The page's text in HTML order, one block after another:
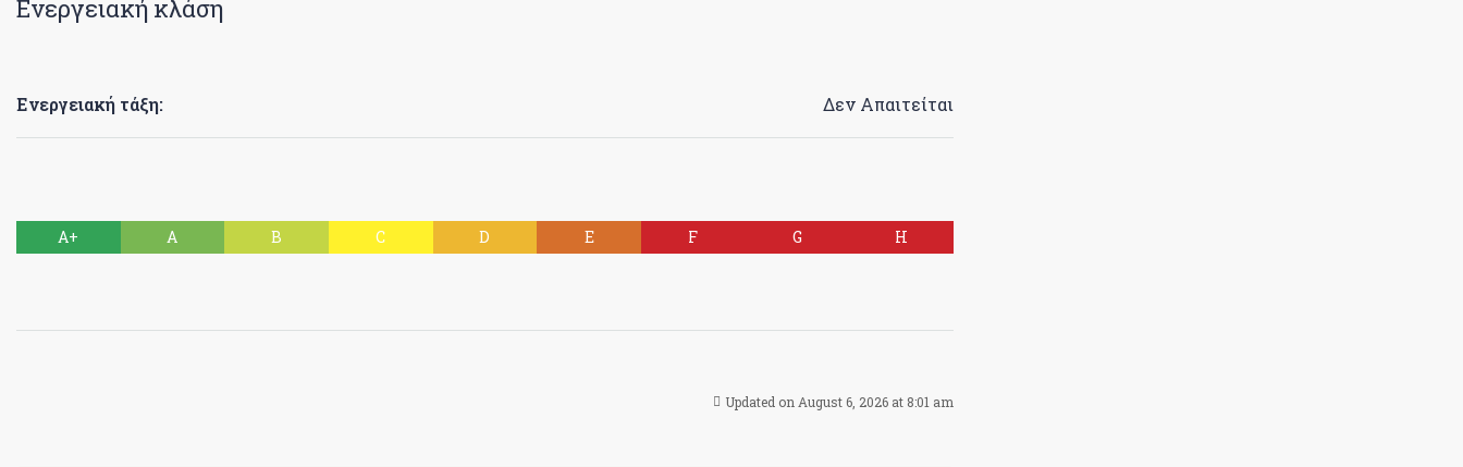
Ενεργειακή κλάση
Ενεργειακή τάξη: Δεν Απαιτείται
A+ A B C D E F G H
Updated on August 6, 2026 at 8:01 am